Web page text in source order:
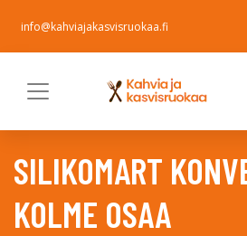
info@kahviajakasvisruokaa.fi
SILIKOMART
KOLME OSAA